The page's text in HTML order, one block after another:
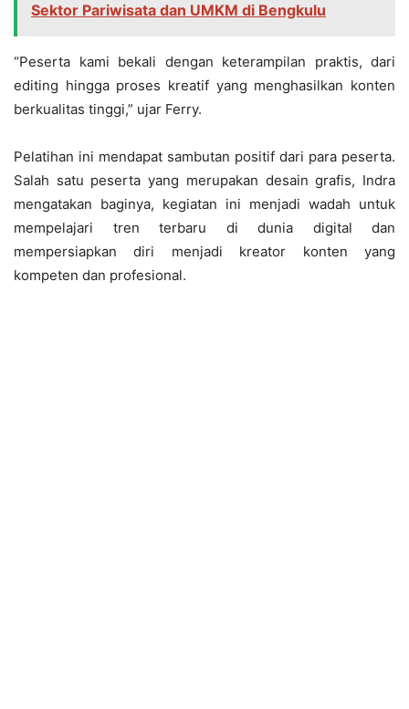
Sektor Pariwisata dan UMKM di Bengkulu
“Peserta kami bekali dengan keterampilan praktis, dari
editing hingga proses kreatif yang menghasilkan konten
berkualitas tinggi,” ujar Ferry.
Pelatihan ini mendapat sambutan positif dari para peserta.
Salah satu peserta yang merupakan desain grafis, Indra
mengatakan baginya, kegiatan ini menjadi wadah untuk
mempelajari tren terbaru di dunia digital dan
mempersiapkan diri menjadi kreator konten yang
kompeten dan profesional.